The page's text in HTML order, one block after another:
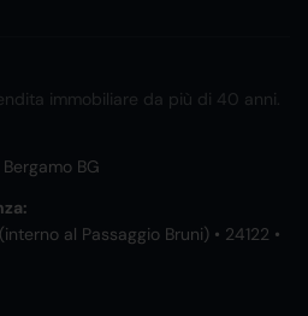
immobiliare da più di 40 anni.
BG
al Passaggio Bruni) • 24122 •